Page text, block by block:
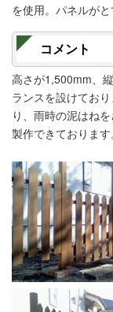
を使用。パネルが
コメント
高さが1,500mm、
ランスを設けてお
り、雨時の泥はね
製作できております。